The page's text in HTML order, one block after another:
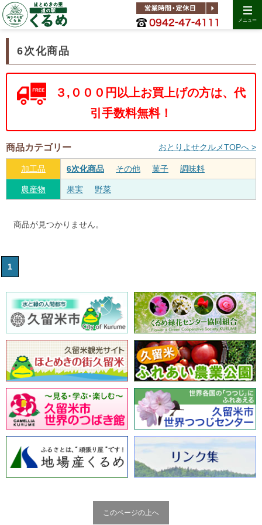
メニュー
6次化商品
３,０００円以上お買上げの方は、代
引手数料無料！
商品カテゴリー おとりよせクルメTOPへ >
加工品 6次化商品 その他 菓子 調味料
農産物 果実 野菜
商品が見つかりません。
1
このページの上へ